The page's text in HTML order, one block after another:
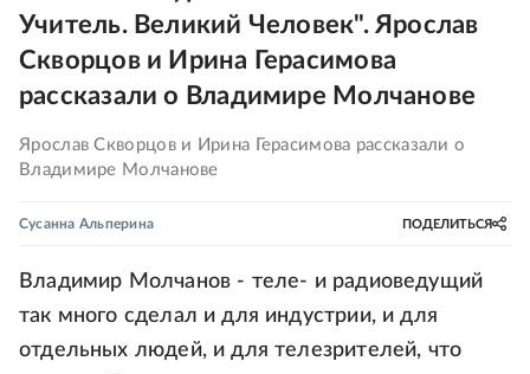
Учитель. Великий Человек". Ярослав
Скворцов и Ирина Герасимова
рассказали о Владимире Молчанове
Ярослав Скворцов и Ирина Герасимова рассказали о
Владимире Молчанове
Сусанна Альперина ПОДЕЛИТЬСЯ
Владимир Молчанов - теле- и радиоведущий
так много сделал и для индустрии, и для
отдельных людей, и для телезрителей, что